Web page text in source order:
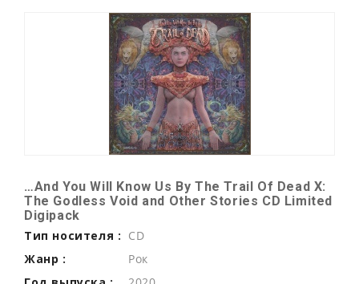
…And You Will Know Us By The Trail Of Dead X:
The Godless Void and Other Stories CD Limited
Digipack
Тип носителя : CD
Жанр :
Рок